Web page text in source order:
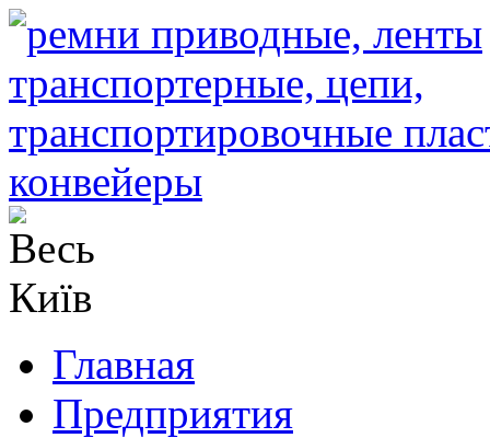
Главная
Предприятия